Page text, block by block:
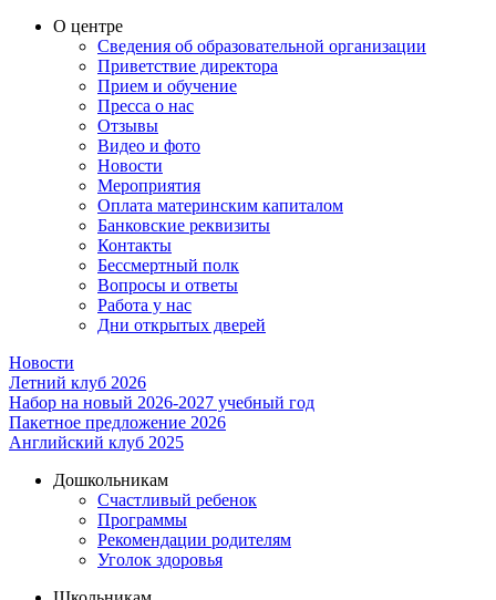
О центре
Сведения об образовательной организации
Приветствие директора
Прием и обучение
Пресса о нас
Отзывы
Видео и фото
Новости
Мероприятия
Оплата материнским капиталом
Банковские реквизиты
Контакты
Бессмертный полк
Вопросы и ответы
Работа у нас
Дни открытых дверей
Новости
Летний клуб 2026
Набор на новый 2026-2027 учебный год
Пакетное предложение 2026
Английский клуб 2025
Дошкольникам
Счастливый ребенок
Программы
Рекомендации родителям
Уголок здоровья